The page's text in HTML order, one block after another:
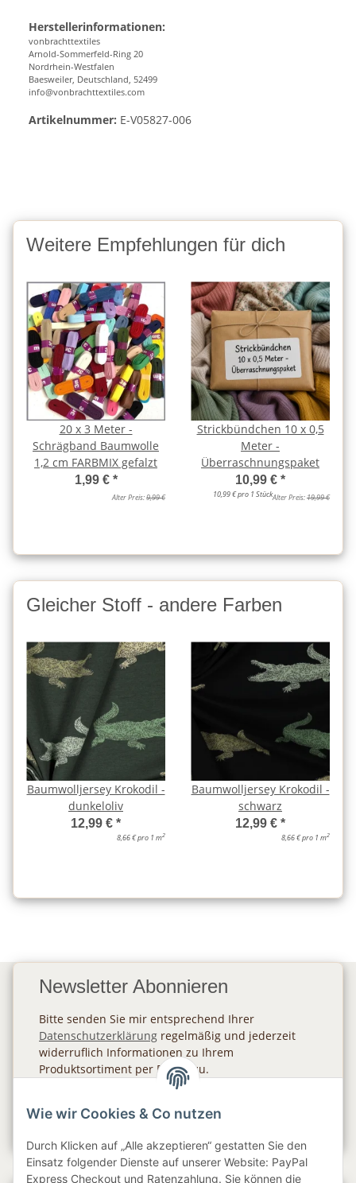
Herstellerinformationen:
vonbrachttextiles
Arnold-Sommerfeld-Ring 20
Nordrhein-Westfalen
Baesweiler, Deutschland, 52499
info@vonbrachttextiles.com
Artikelnummer: E-V05827-006
Weitere Empfehlungen für dich
20 x 3 Meter -
Schrägband Baumwolle
1,2 cm FARBMIX gefalzt
1,99 € *
Alter Preis:9,99 €
Strickbündchen 10 x 0,5
Meter -
Überraschnungspaket
10,99 € *
10,99 € pro 1 StückAlter Preis:19,99 €
Gleicher Stoff - andere Farben
Baumwolljersey Krokodil -
dunkeloliv
12,99 € *
8,66 € pro 1 m2
Baumwolljersey Krokodil -
schwarz
12,99 € *
8,66 € pro 1 m2
Newsletter Abonnieren
Bitte senden Sie mir entsprechend Ihrer
Datenschutzerklärung regelmäßig und jederzeit
widerruflich Informationen zu Ihrem
Produktsortiment per E-Mail zu.
Wie wir Cookies & Co nutzen
Durch Klicken auf „Alle akzeptieren“ gestatten Sie den
Einsatz folgender Dienste auf unserer Website: PayPal
Express Checkout und Ratenzahlung. Sie können die